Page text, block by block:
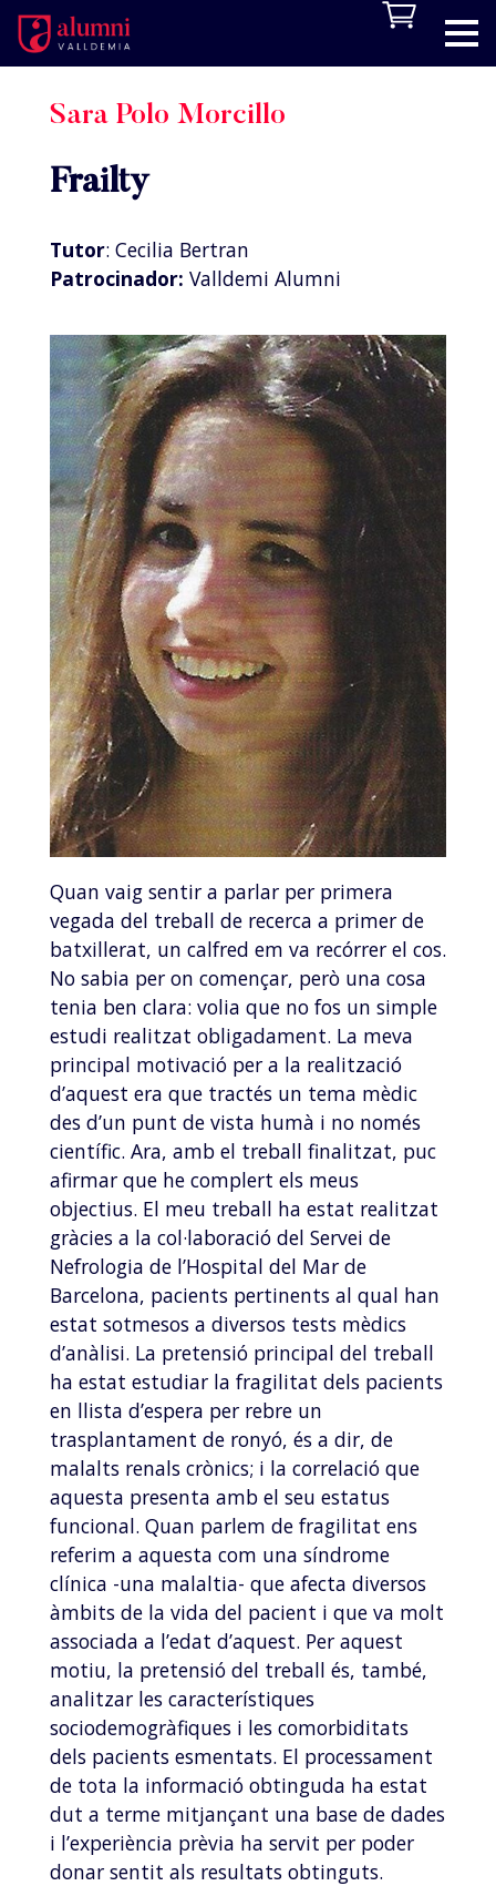
Sara Polo Morcillo
Frailty
Tutor: Cecilia Bertran
Patrocinador: Valldemi Alumni
Quan vaig sentir a parlar per primera
vegada del treball de recerca a primer de
batxillerat, un calfred em va recórrer el cos.
No sabia per on començar, però una cosa
tenia ben clara: volia que no fos un simple
estudi realitzat obligadament. La meva
principal motivació per a la realització
d’aquest era que tractés un tema mèdic
des d’un punt de vista humà i no només
científic. Ara, amb el treball finalitzat, puc
afirmar que he complert els meus
objectius. El meu treball ha estat realitzat
gràcies a la col·laboració del Servei de
Nefrologia de l’Hospital del Mar de
Barcelona, pacients pertinents al qual han
estat sotmesos a diversos tests mèdics
d’anàlisi. La pretensió principal del treball
ha estat estudiar la fragilitat dels pacients
en llista d’espera per rebre un
trasplantament de ronyó, és a dir, de
malalts renals crònics; i la correlació que
aquesta presenta amb el seu estatus
funcional. Quan parlem de fragilitat ens
referim a aquesta com una síndrome
clínica -una malaltia- que afecta diversos
àmbits de la vida del pacient i que va molt
associada a l’edat d’aquest. Per aquest
motiu, la pretensió del treball és, també,
analitzar les característiques
sociodemogràfiques i les comorbiditats
dels pacients esmentats. El processament
de tota la informació obtinguda ha estat
dut a terme mitjançant una base de dades
i l’experiència prèvia ha servit per poder
donar sentit als resultats obtinguts.